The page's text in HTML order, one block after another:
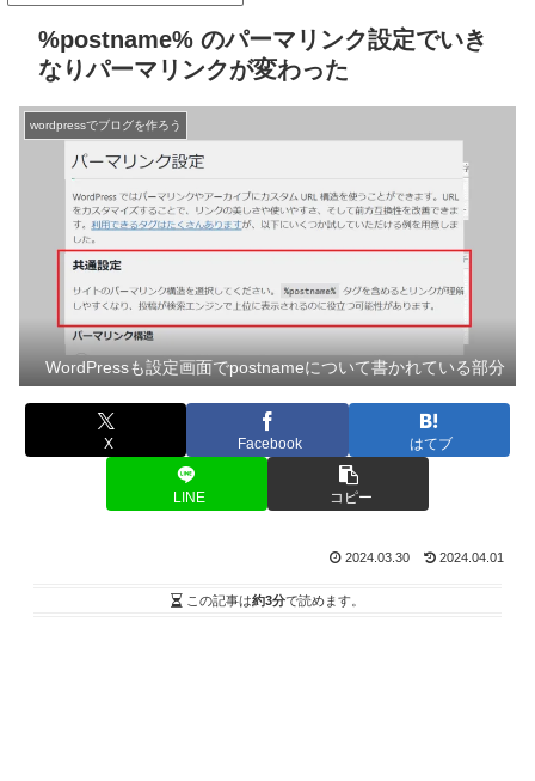
%postname% のパーマリンク設定でいき
なりパーマリンクが変わった
wordpressでブログを作ろう
WordPressも設定画面でpostnameについて書かれている部分
X Facebook はてブ
LINE コピー
2024.03.30 2024.04.01
この記事は約3分で読めます。